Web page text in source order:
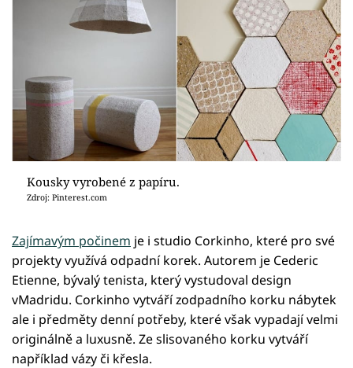
Kousky vyrobené z papíru.
Zdroj: Pinterest.com
Zajímavým počinem je i studio Corkinho, které pro své
projekty využívá odpadní korek. Autorem je Cederic
Etienne, bývalý tenista, který vystudoval design
vMadridu. Corkinho vytváří zodpadního korku nábytek
ale i předměty denní potřeby, které však vypadají velmi
originálně a luxusně. Ze slisovaného korku vytváří
například vázy či křesla.